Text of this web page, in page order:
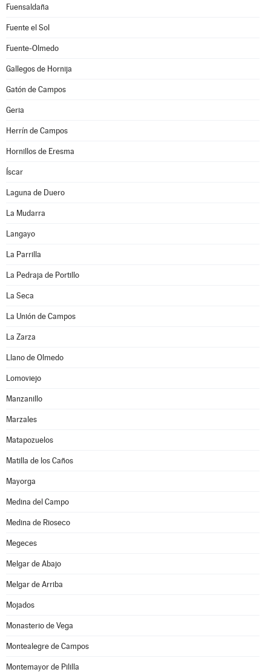
Fuensaldaña
Fuente el Sol
Fuente-Olmedo
Gallegos de Hornija
Gatón de Campos
Geria
Herrín de Campos
Hornillos de Eresma
Íscar
Laguna de Duero
La Mudarra
Langayo
La Parrilla
La Pedraja de Portillo
La Seca
La Unión de Campos
La Zarza
Llano de Olmedo
Lomoviejo
Manzanillo
Marzales
Matapozuelos
Matilla de los Caños
Mayorga
Medina del Campo
Medina de Rioseco
Megeces
Melgar de Abajo
Melgar de Arriba
Mojados
Monasterio de Vega
Montealegre de Campos
Montemayor de Pililla